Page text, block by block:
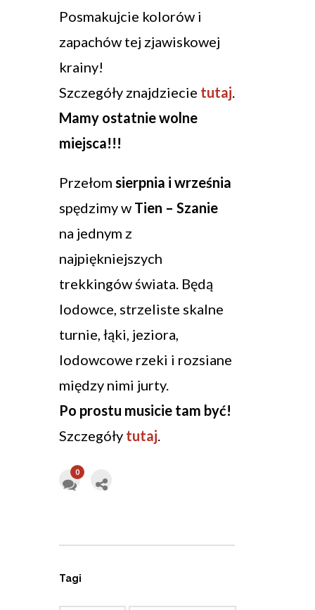
Posmakujcie kolorów i
zapachów tej zjawiskowej
krainy!
Szczegóły znajdziecie tutaj
Mamy ostatnie wolne
miejsca!!!
Przełom sierpnia i września
spędzimy w Tien – Szanie
na jednym z
najpiękniejszych
trekkingów świata. Będą
lodowce, strzeliste skalne
turnie, łąki, jeziora,
lodowcowe rzeki i rozsiane
między nimi jurty.
Po prostu musicie tam być!
Szczegóły tutaj
0
Tagi